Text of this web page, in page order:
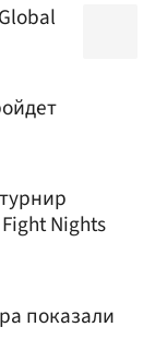
Nights
показали